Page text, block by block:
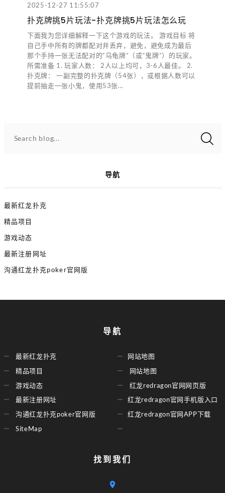
2025-12-27 11:55:07
扑克牌挑5片玩法-扑克牌挑5片玩法怎么玩
下面我为您详细解释一下这个游戏的玩法。 游戏目标 将
自己手中所有的牌都配对并丢弃，避免，避免成为最后
那个手持一张无法配对的“乌龟牌”（或“鬼牌”）的玩家。
所需准备 1. 玩家人数： 2人以上均可，3-6人最佳。 2.
扑克牌： 一副完整的扑克牌（54张），或根据人数可以
提前抽走一张小鬼，使用53张...
Search blog...
导航
最新红龙扑克
精品项目
游戏动态
最新注册网址
沟通红龙扑克poker官网版
导航
最新红龙扑克
精品项目
游戏动态
最新注册网址
沟通红龙扑克poker官网版
SiteMap
网站地图
网站地图
红龙redragon官网网页版
红龙redragon官网手机版入口
红龙redragon官网APP下载
找到我们